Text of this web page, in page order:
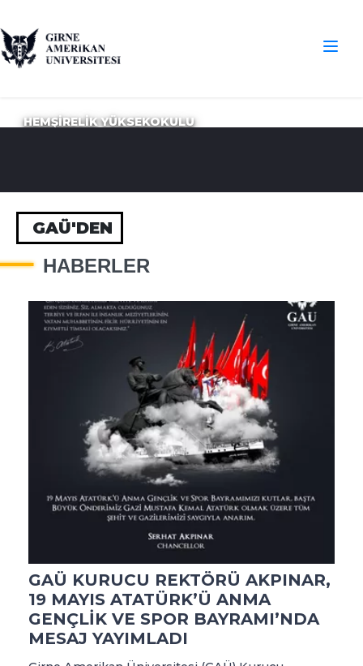
HEMŞİRELİK YÜKSEKOKULU
GAÜ'DEN
HABERLER
GAÜ KURUCU REKTÖRÜ AKPINAR,
19 MAYIS ATATÜRK’Ü ANMA
GENÇLİK VE SPOR BAYRAMI’NDA
MESAJ YAYIMLADI